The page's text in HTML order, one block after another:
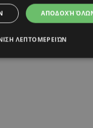
ΤΡΥΦΩΝΟΣ,ΤΕΤ Α
ΑΠΟΔΟΧΉ
ΛΕΠΤΟΜΕΡΕΙΏΝ